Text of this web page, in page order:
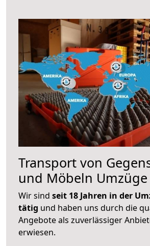
Transport von
und Möbeln Umzüge
Wir sind seit 18 Jahren in der
tätig und haben uns durch die
Angebote als zuverlässiger
erwiesen.